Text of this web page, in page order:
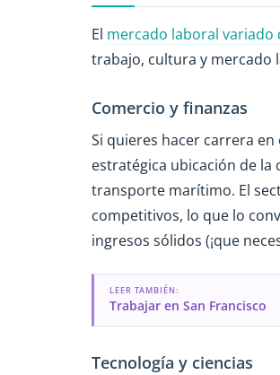
El mercado laboral variado
trabajo, cultura y mercado
Comercio y finanzas
Si quieres hacer carrera en
estratégica ubicación de la
transporte marítimo. El
competitivos, lo que lo
ingresos sólidos (¡que
LEER TAMBIÉN:
Trabajar en San Francisco
Tecnología y ciencias